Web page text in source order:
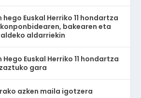
Euskal Herriko 11 hondartza
bakearen eta
aldarriekin
Euskal Herriko 11 hondartza
gara
azken maila igotzera